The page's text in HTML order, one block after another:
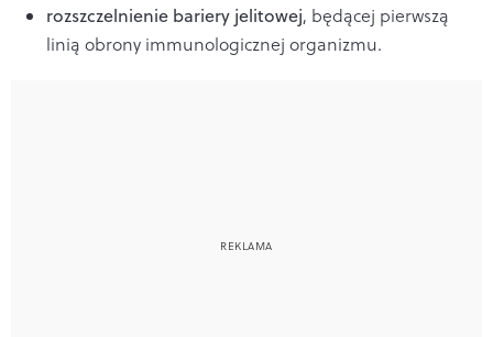
rozszczelnienie bariery jelitowej, będącej pierwszą
linią obrony immunologicznej organizmu.